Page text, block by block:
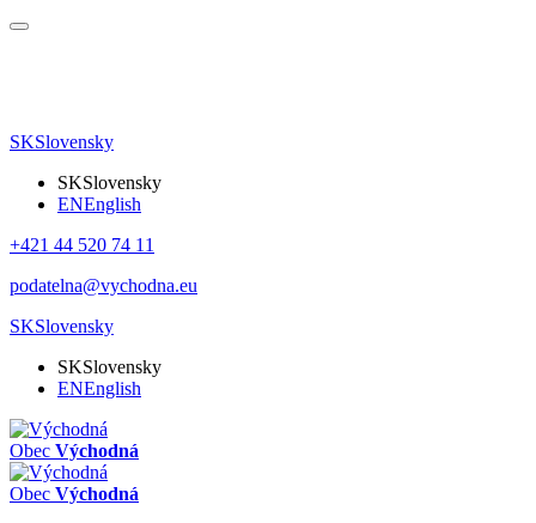
SKSlovensky
SKSlovensky
ENEnglish
+421 44 520 74 11
podatelna@vychodna.eu
SKSlovensky
SKSlovensky
ENEnglish
Obec Východná
Obec Východná